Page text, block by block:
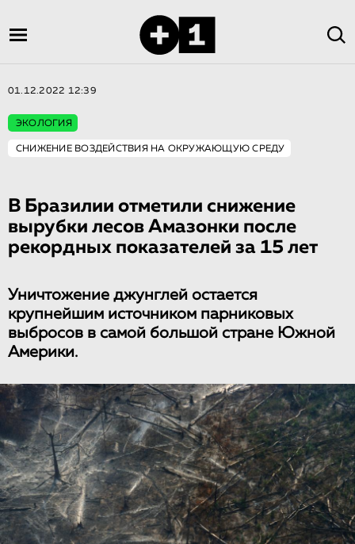
01.12.2022 12:39
ЭКОЛОГИЯ
СНИЖЕНИЕ ВОЗДЕЙСТВИЯ НА ОКРУЖАЮЩУЮ СРЕДУ
В Бразилии отметили снижение
вырубки лесов Амазонки после
рекордных показателей за 15 лет
Уничтожение джунглей остается
крупнейшим источником парниковых
выбросов в самой большой стране Южной
Америки.